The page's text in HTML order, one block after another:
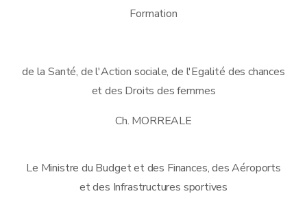
Formation
de la Santé, de l'Action sociale, de l'Egalité des chances
et des Droits des femmes
Ch. MORREALE
Le Ministre du Budget et des Finances, des Aéroports
et des Infrastructures sportives